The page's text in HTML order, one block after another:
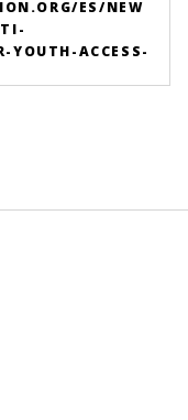
ES/NEW
YOUTH-ACCESS-